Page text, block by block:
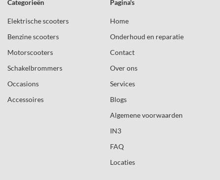
Categorieën
Elektrische scooters
Benzine scooters
Motorscooters
Schakelbrommers
Occasions
Accessoires
Pagina's
Home
Onderhoud en reparatie
Contact
Over ons
Services
Blogs
Algemene voorwaarden
IN3
FAQ
Locaties